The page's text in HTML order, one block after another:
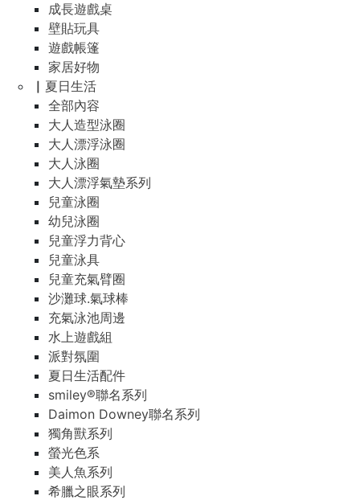
成長遊戲桌
壁貼玩具
遊戲帳篷
家居好物
▏夏日生活
全部內容
大人造型泳圈
大人漂浮泳圈
大人泳圈
大人漂浮氣墊系列
兒童泳圈
幼兒泳圈
兒童浮力背心
兒童泳具
兒童充氣臂圈
沙灘球.氣球棒
充氣泳池周邊
水上遊戲組
派對氛圍
夏日生活配件
smiley®聯名系列
Daimon Downey聯名系列
獨角獸系列
螢光色系
美人魚系列
希臘之眼系列